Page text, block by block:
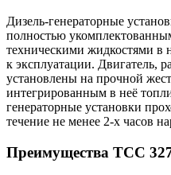
Дизель-генераторные
полностью
техническими жидкостями в
к эксплуатации. Двигатель,
установлены на прочной
интегрированным в неё
генераторные установки
течение не менее 2-х часов
Преимущества ТСС